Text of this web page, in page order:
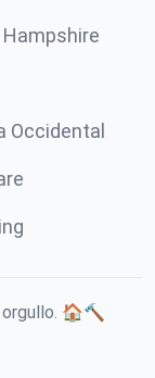
Occidental
orgullo. 🏠🔨